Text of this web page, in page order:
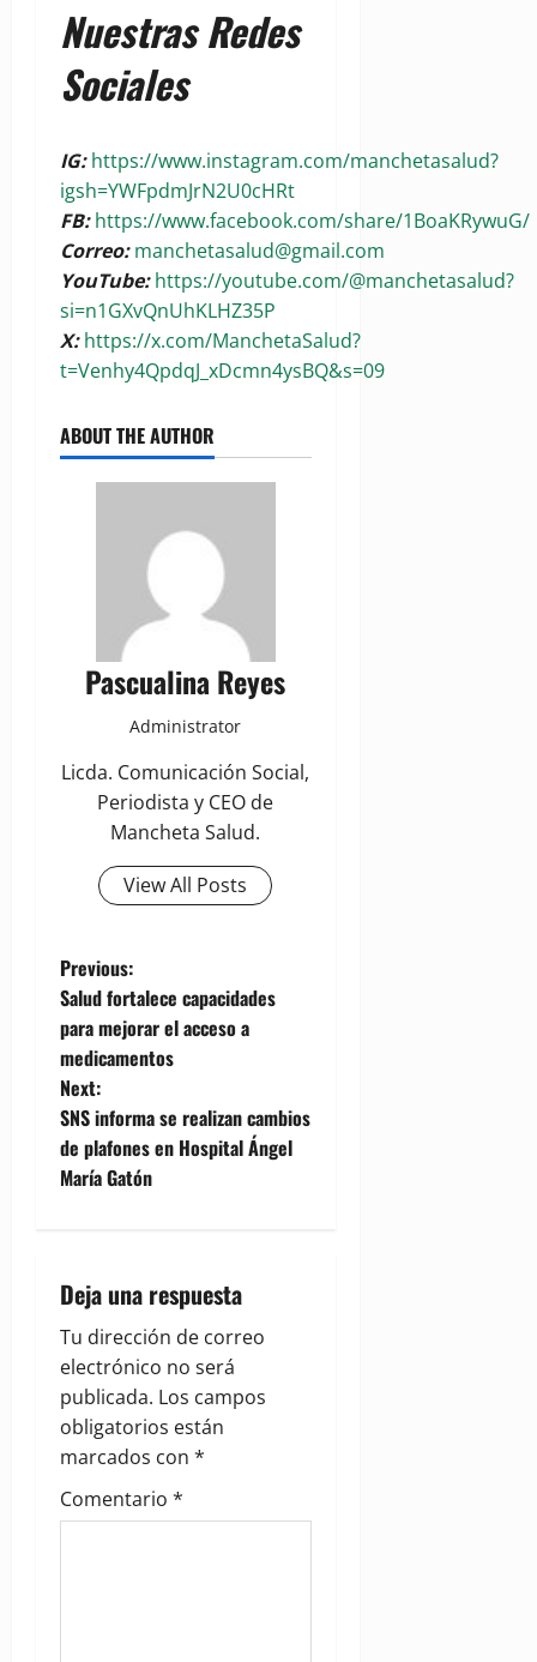
Nuestras Redes
Sociales
IG:https://www.instagram.com/manchetasalud?
igsh=YWFpdmJrN2U0cHRt
FB:https://www.facebook.com/share/1BoaKRywuG/
Correo:manchetasalud@gmail.com
YouTube: https://youtube.com/@manchetasalud?
si=n1GXvQnUhKLHZ35P
X:https://x.com/ManchetaSalud?
t=Venhy4QpdqJ_xDcmn4ysBQ&s=09
ABOUT THE AUTHOR
Pascualina Reyes
Administrator
Licda. Comunicación Social,
Periodista y CEO de
Mancheta Salud.
View All Posts
P
o
s
t
n
v
i
g
a
t
i
Previous:
Salud fortalece capacidades
para mejorar el acceso a
medicamentos
Next:
SNS informa se realizan cambios
de plafones en Hospital Ángel
María Gatón
Deja una respuesta
Tu dirección de correo
electrónico no será
publicada. Los campos
obligatorios están
marcados con *
Comentario *